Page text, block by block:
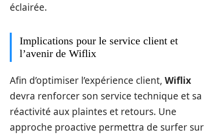
éclairée.
Implications pour le service client et
l’avenir de Wiflix
Afin d’optimiser l’expérience client, Wiflix
devra renforcer son service technique et sa
réactivité aux plaintes et retours. Une
approche proactive permettra de surfer sur